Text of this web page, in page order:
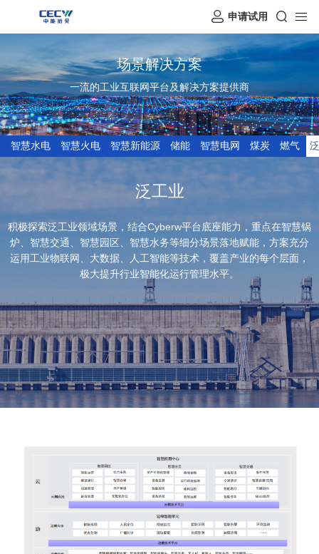
申请试用
场景解决方案
一流的工业互联网平台及解决方案提供商
智慧水电 智慧火电 智慧新能源 储能 智慧电网 煤炭 燃气
泛工业
积极探索泛工业领域场景，结合Cyberw平台底座能力，重点在智慧锅
炉、智慧交通、智慧园区、智慧水务等细分场景落地赋能，方案充分
运用工业物联网、大数据、人工智能等技术，覆盖产业的每个层面，
极大提升行业智能化运行管理水平。